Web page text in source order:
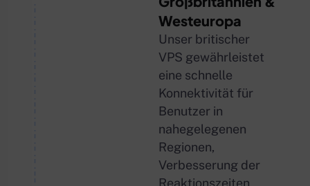
Westeuropa
Unser britischer
VPS gewährleistet
eine schnelle
Konnektivität für
Benutzer in
nahegelegenen
Regionen,
Verbesserung der
Reaktionszeiten